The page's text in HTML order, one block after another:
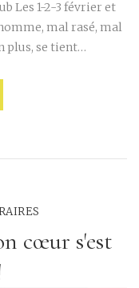
Les 1-2-3 février et
mal rasé, mal
plus, se tient…
cœur s'est